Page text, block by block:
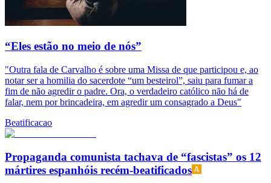
“Eles estão no meio de nós”
"Outra fala de Carvalho é sobre uma Missa de que participou e, ao
notar ser a homilia do sacerdote “um besteirol”, saiu para fumar a
fim de não agredir o padre. Ora, o verdadeiro católico não há de
falar, nem por brincadeira, em agredir um consagrado a Deus"
Beatificacao
Propaganda comunista tachava de “fascistas” os 12
mártires espanhóis recém-beatificados